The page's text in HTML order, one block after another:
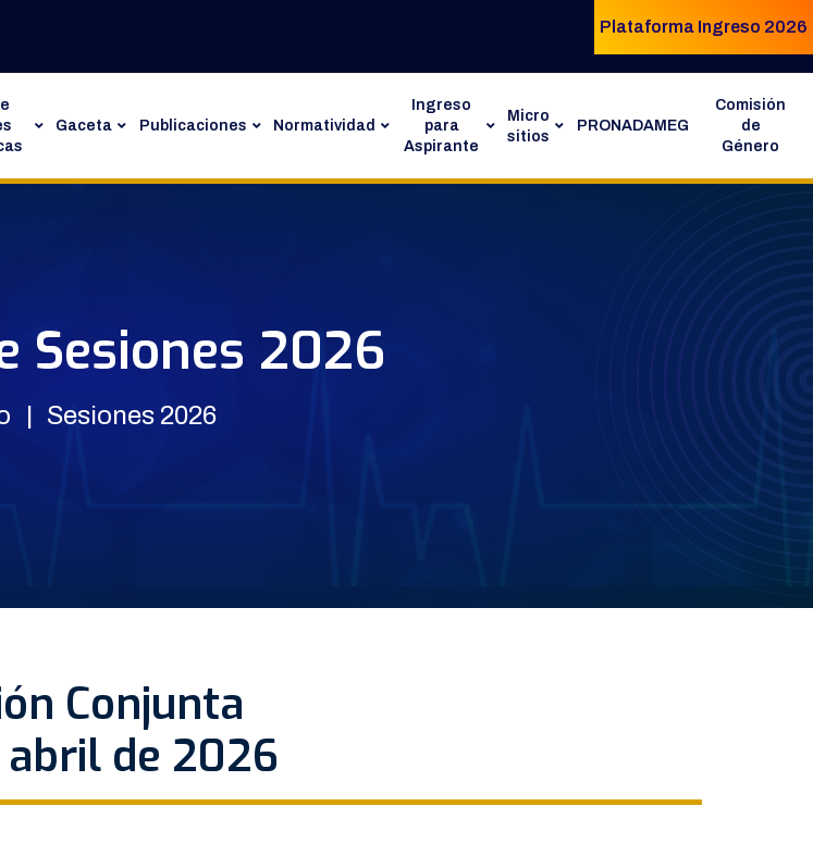
Plataforma Ingreso 2026
Gaceta Publicaciones Normatividad
Ingreso
para
Aspirante
Micro
sitios
PRONADAMEG
Comisión
de
Género
Sesiones 2026
Sesiones 2026
Conjunta
abril de 2026